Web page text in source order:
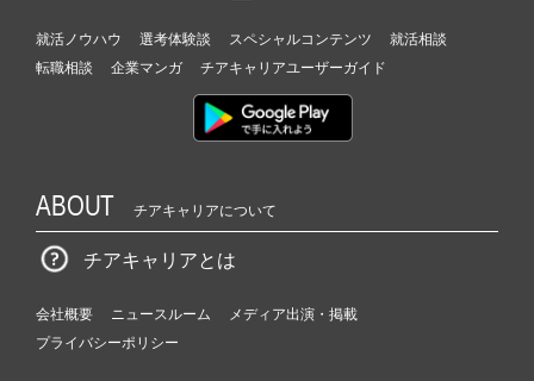
就活ノウハウ 選考体験談 スペシャルコンテンツ
就活相談
転職相談
企業マンガ チアキャリアユーザーガイド
ABOUT チアキャリアについて
チアキャリアとは
会社概要 ニュースルーム
メディア出演・掲載
プライバシーポリシー